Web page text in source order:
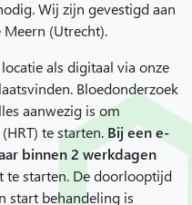
Wij zijn gevestigd aan
Meern (Utrecht).
als digitaal via onze
Bloedonderzoek
aanwezig is om
te starten. Bij een e-
binnen 2 werkdagen
te starten. De doorlooptijd
start behandeling is